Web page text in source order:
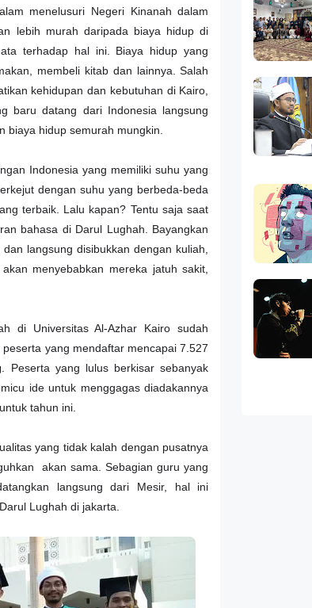
menelusuri Negeri Kinanah dalam
lebih murah daripada biaya hidup di
terhadap hal ini. Biaya hidup yang
membeli kitab dan lainnya. Salah
kehidupan dan kebutuhan di Kairo,
baru datang dari Indonesia langsung
biaya hidup semurah mungkin.
Indonesia yang memiliki suhu yang
dengan suhu yang berbeda-beda
terbaik. Lalu kapan? Tentu saja saat
bahasa di Darul Lughah. Bayangkan
langsung disibukkan dengan kuliah,
menyebabkan mereka jatuh sakit,
di Universitas Al-Azhar Kairo sudah
yang mendaftar mencapai 7.527
. Peserta yang lulus berkisar sebanyak
ide untuk menggagas diadakannya
tahun ini.
yang tidak kalah dengan pusatnya
akan sama. Sebagian guru yang
langsung dari Mesir, hal ini
Lughah di jakarta.